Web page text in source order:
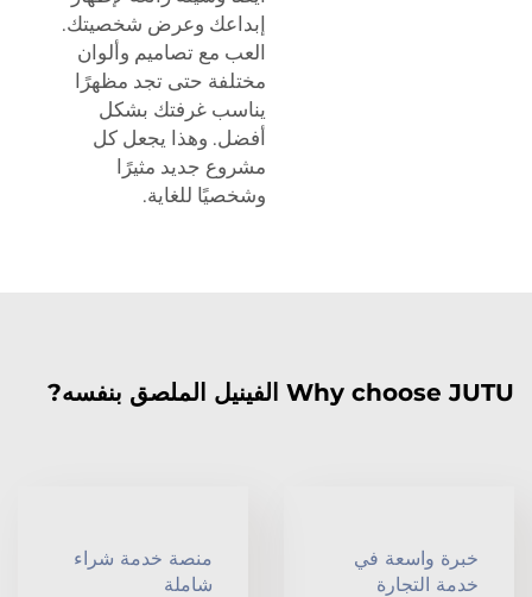
إبداعك وعرض شخصيتك.
العب مع تصاميم وألوان
مختلفة حتى تجد مظهرًا
يناسب غرفتك بشكل
أفضل. وهذا يجعل كل
مشروع جديد مثيرًا
وشخصيًا للغاية.
Why choose JUTU الفينيل الملصق بنفسه?
خبرة واسعة في
خدمة التجارة
منصة خدمة شراء
شاملة